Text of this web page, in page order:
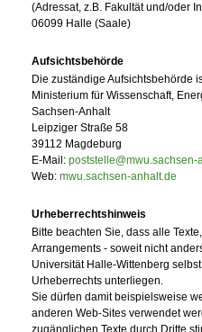
(Adressat, z.B. Fakultät und/oder
06099 Halle (Saale)
Aufsichtsbehörde
Die zuständige Aufsichtsbehörde
Ministerium für Wissenschaft,
Sachsen-Anhalt
Leipziger Straße 58
39112 Magdeburg
E-Mail: poststelle@mwu.sachsen-
Web: mwu.sachsen-anhalt.de
Urheberrechtshinweis
Bitte beachten Sie, dass alle
Arrangements - soweit nicht
Universität Halle-Wittenberg
Urheberrechts unterliegen.
Sie dürfen damit beispielsweise
anderen Web-Sites verwendet